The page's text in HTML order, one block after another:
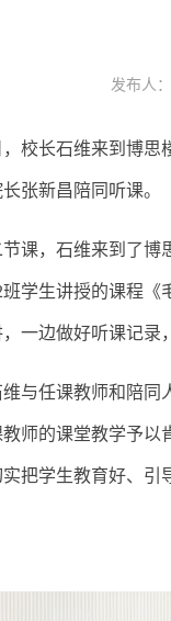
发布人：
，校长石维来到博
张新昌陪同听课。
节课，石维来到了博
学生讲授的课程《
一边做好听课记录
与任课教师和陪同
师的课堂教学予以
把学生教育好、引